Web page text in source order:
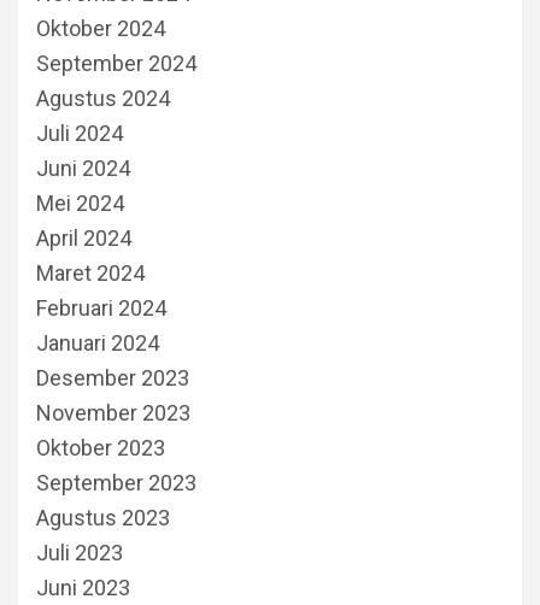
Oktober 2024
September 2024
Agustus 2024
Juli 2024
Juni 2024
Mei 2024
April 2024
Maret 2024
Februari 2024
Januari 2024
Desember 2023
November 2023
Oktober 2023
September 2023
Agustus 2023
Juli 2023
Juni 2023